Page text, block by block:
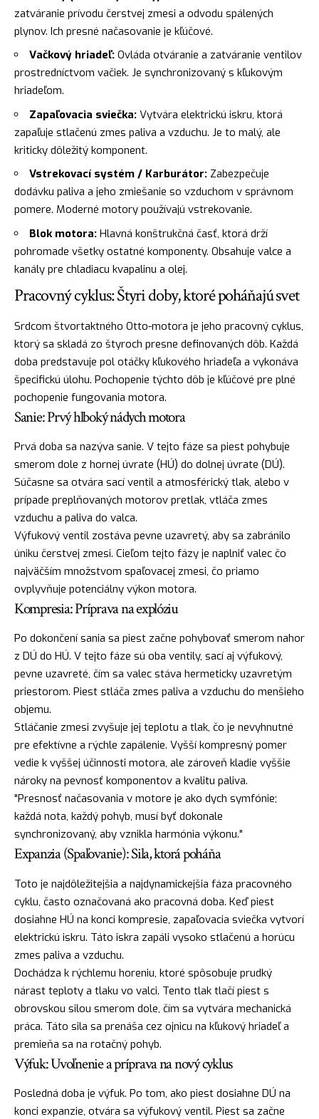
zatváranie prívodu čerstvej zmesi a odvodu spálených
plynov. Ich presné načasovanie je kľúčové.
Vačkový hriadeľ: Ovláda otváranie a zatváranie ventilov
prostredníctvom vačiek. Je synchronizovaný s kľukovým
hriadeľom.
Zapaľovacia sviečka: Vytvára elektrickú iskru, ktorá
zapaľuje stlačenú zmes paliva a vzduchu. Je to malý, ale
kriticky dôležitý komponent.
Vstrekovací systém / Karburátor: Zabezpečuje
dodávku paliva a jeho zmiešanie so vzduchom v správnom
pomere. Moderné motory používajú vstrekovanie.
Blok motora: Hlavná konštrukčná časť, ktorá drží
pohromade všetky ostatné komponenty. Obsahuje valce a
kanály pre chladiacu kvapalinu a olej.
Pracovný cyklus: Štyri doby, ktoré poháňajú svet
Srdcom štvortaktného Otto-motora je jeho pracovný cyklus,
ktorý sa skladá zo štyroch presne definovaných dôb. Každá
doba predstavuje pol otáčky kľukového hriadeľa a vykonáva
špecifickú úlohu. Pochopenie týchto dôb je kľúčové pre plné
pochopenie fungovania motora.
Sanie: Prvý hlboký nádych motora
Prvá doba sa nazýva sanie. V tejto fáze sa piest pohybuje
smerom dole z hornej úvrate (HÚ) do dolnej úvrate (DÚ).
Súčasne sa otvára sací ventil a atmosférický tlak, alebo v
prípade preplňovaných motorov pretlak, vtláča zmes
vzduchu a paliva do valca.
Výfukový ventil zostáva pevne uzavretý, aby sa zabránilo
úniku čerstvej zmesi. Cieľom tejto fázy je naplniť valec čo
najväčším množstvom spaľovacej zmesi, čo priamo
ovplyvňuje potenciálny výkon motora.
Kompresia: Príprava na explóziu
Po dokončení sania sa piest začne pohybovať smerom nahor
z DÚ do HÚ. V tejto fáze sú oba ventily, sací aj výfukový,
pevne uzavreté, čím sa valec stáva hermeticky uzavretým
priestorom. Piest stláča zmes paliva a vzduchu do menšieho
objemu.
Stláčanie zmesi zvyšuje jej teplotu a tlak, čo je nevyhnutné
pre efektívne a rýchle zapálenie. Vyšší kompresný pomer
vedie k vyššej účinnosti motora, ale zároveň kladie vyššie
nároky na pevnosť komponentov a kvalitu paliva.
"Presnosť načasovania v motore je ako dych symfónie;
každá nota, každý pohyb, musí byť dokonale
synchronizovaný, aby vznikla harmónia výkonu."
Expanzia (Spaľovanie): Sila, ktorá poháňa
Toto je najdôležitejšia a najdynamickejšia fáza pracovného
cyklu, často označovaná ako pracovná doba. Keď piest
dosiahne HÚ na konci kompresie, zapaľovacia sviečka vytvorí
elektrickú iskru. Táto iskra zapáli vysoko stlačenú a horúcu
zmes paliva a vzduchu.
Dochádza k rýchlemu horeniu, ktoré spôsobuje prudký
nárast teploty a tlaku vo valci. Tento tlak tlačí piest s
obrovskou silou smerom dole, čím sa vytvára mechanická
práca. Táto sila sa prenáša cez ojnicu na kľukový hriadeľ a
premieňa sa na rotačný pohyb.
Výfuk: Uvoľnenie a príprava na nový cyklus
Posledná doba je výfuk. Po tom, ako piest dosiahne DÚ na
konci expanzie, otvára sa výfukový ventil. Piest sa začne